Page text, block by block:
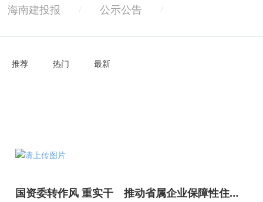
海南建投报 / 公示公告 /
推荐 热门 最新
国资委转作风 重实干 推动省属企业保障性住房